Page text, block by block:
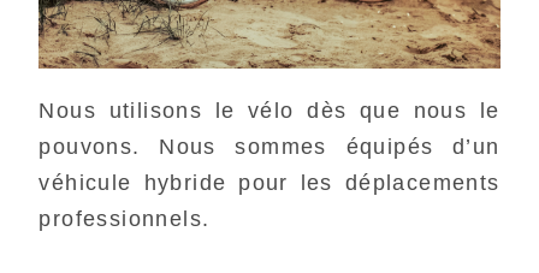
Nous utilisons le vélo dès que nous le
pouvons. Nous sommes équipés d’un
véhicule hybride pour les déplacements
professionnels.